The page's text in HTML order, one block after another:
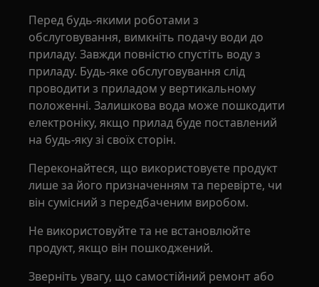
Перед будь-якими роботами з
обслуговування, вимкніть подачу води до
приладу. Завжди повністю спустіть воду з
приладу. Будь-яке обслуговування слід
проводити з приладом у вертикальному
положенні. Залишкова вода може пошкодити
електроніку, якщо прилад буде поставлений
на будь-яку зі своїх сторін.
Переконайтеся, що використовуєте продукт
лише за його призначенням та перевірте, чи
він сумісний з передбаченим виробом.
Не використовуйте та не встановлюйте
продукт, якщо він пошкоджений.
Зверніть увагу, що самостійний ремонт або